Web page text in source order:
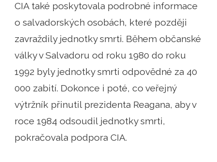
CIA také poskytovala podrobné informace
o salvadorských osobách, které později
zavraždily jednotky smrti. Během občanské
války v Salvadoru od roku 1980 do roku
1992 byly jednotky smrti odpovědné za 40
000 zabití. Dokonce i poté, co veřejný
výtržník přinutil prezidenta Reagana, aby v
roce 1984 odsoudil jednotky smrti,
pokračovala podpora CIA.